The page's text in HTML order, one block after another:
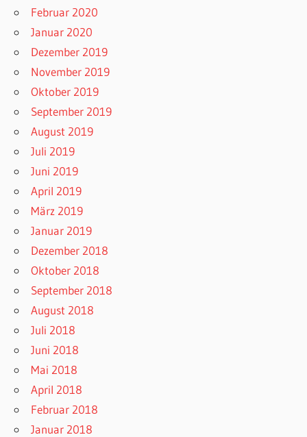
Februar 2020
Januar 2020
Dezember 2019
November 2019
Oktober 2019
September 2019
August 2019
Juli 2019
Juni 2019
April 2019
März 2019
Januar 2019
Dezember 2018
Oktober 2018
September 2018
August 2018
Juli 2018
Juni 2018
Mai 2018
April 2018
Februar 2018
Januar 2018